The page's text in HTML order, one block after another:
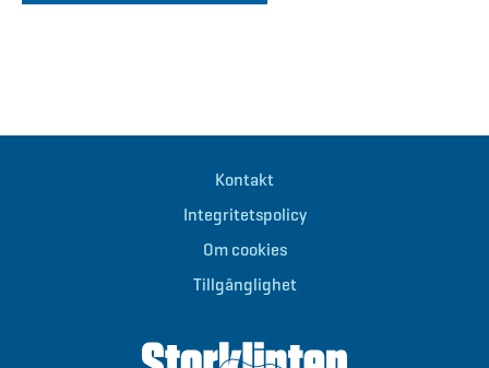
Kontakt
Integritetspolicy
Om cookies
Tillgänglighet